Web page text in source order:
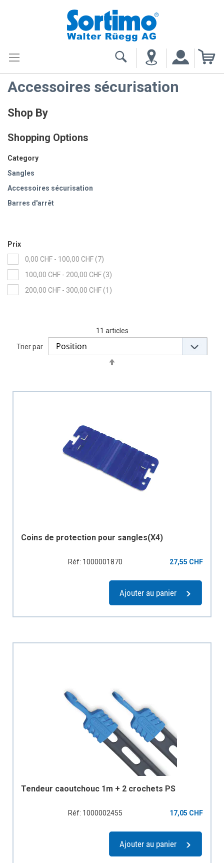
Accessoires sécurisation
11 articles
Trier par
Coins de protection pour sangles(X4)
Réf: 1000001870 27,55 CHF
Ajouter au panier
Tendeur caoutchouc 1m + 2 crochets PS
Réf: 1000002455 17,05 CHF
Ajouter au panier
Shop By
Shopping Options
Category
Sangles
Accessoires sécurisation
Barres d'arrêt
Prix
0,00 CHF - 100,00 CHF 7items
100,00 CHF - 200,00 CHF 3items
200,00 CHF - 300,00 CHF 1item